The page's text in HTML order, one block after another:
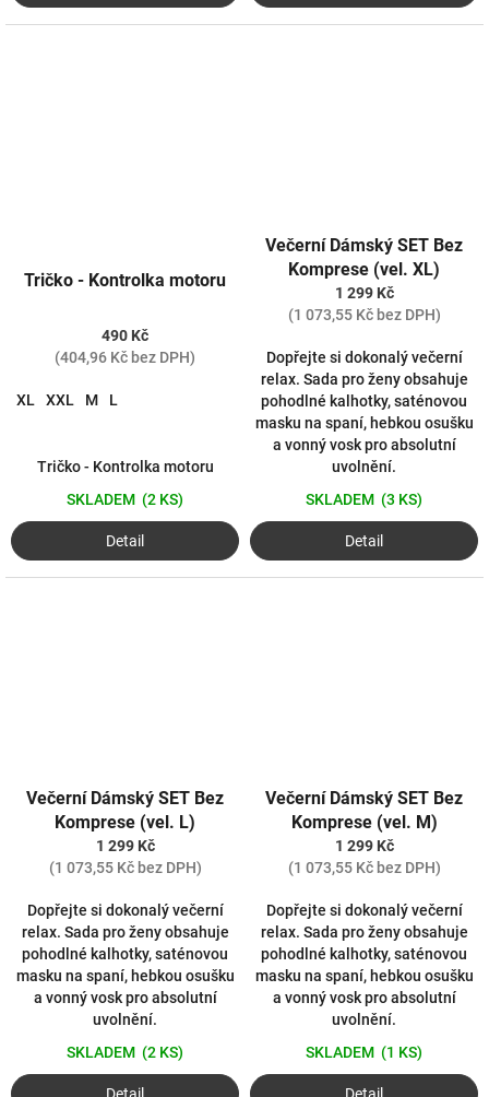
Tričko - Kontrolka motoru
490 Kč
(404,96 Kč bez DPH)
XL XXL M L
Tričko - Kontrolka motoru
SKLADEM (2 KS)
Detail
Večerní Dámský SET Bez
Komprese (vel. XL)
1 299 Kč
(1 073,55 Kč bez DPH)
Dopřejte si dokonalý večerní
relax. Sada pro ženy obsahuje
pohodlné kalhotky, saténovou
masku na spaní, hebkou osušku
a vonný vosk pro absolutní
uvolnění.
SKLADEM (3 KS)
Detail
Večerní Dámský SET Bez
Komprese (vel. L)
1 299 Kč
(1 073,55 Kč bez DPH)
Dopřejte si dokonalý večerní
relax. Sada pro ženy obsahuje
pohodlné kalhotky, saténovou
masku na spaní, hebkou osušku
a vonný vosk pro absolutní
uvolnění.
SKLADEM (2 KS)
Večerní Dámský SET Bez
Komprese (vel. M)
1 299 Kč
(1 073,55 Kč bez DPH)
Dopřejte si dokonalý večerní
relax. Sada pro ženy obsahuje
pohodlné kalhotky, saténovou
masku na spaní, hebkou osušku
a vonný vosk pro absolutní
uvolnění.
SKLADEM (1 KS)